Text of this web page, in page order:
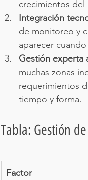
crecimientos del
Integración
de monitoreo y
aparecer
Gestión experta
muchas zonas
requerimientos
tiempo y forma.
Tabla: Gestión
Factor